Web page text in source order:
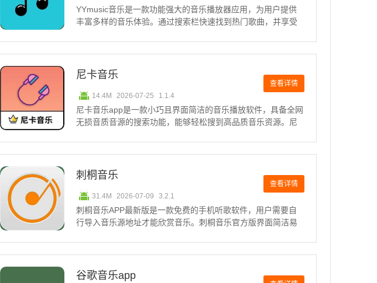
YYmusic音乐是一款功能强大的音乐播放器应用，为用户提供
丰富多样的音乐体验。通过搜索栏快速找到热门歌曲，并享受
尼卡音乐
14.4M 2026-07-25 1.1.4
查看详情
尼卡音乐app是一款小巧且界面简洁的音乐播放软件，具备全网
无损音质音源的搜索功能，能够轻松搜到高品质音乐资源。尼
刺桐音乐
31.4M 2026-07-09 3.2.1
查看详情
刺桐音乐APP最新版是一款免费的手机听歌软件，用户需要自
行导入音乐源地址才能欣赏音乐。刺桐音乐官方版界面简洁易
谷歌音乐app